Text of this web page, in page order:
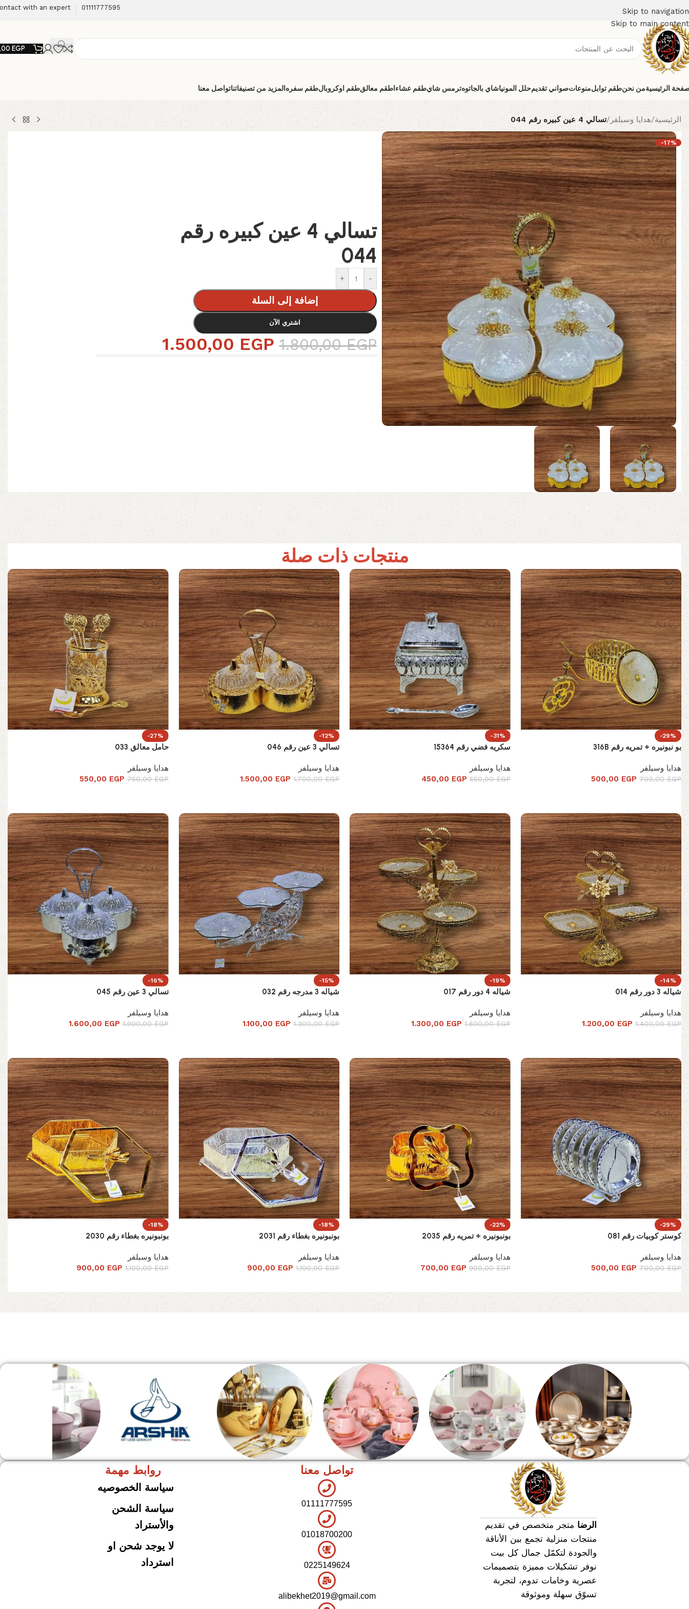
Skip to navigation
Skip to main content
01111777595
with an expert
EGP
الرئيسيةمن نحنطقم توابلمنوعاتصواني تقديمحلل المونياشاي بالجاتوهترمس شايطقم عشاء اطقم معالقطقم اوكروبالطقم سفره المزيد من تصنيفاتناتواصل معنا
الرئيسية/هدايا وسيلفر/تسالي 4 عين كبيره رقم 044
-17%
تسالي 4 عين كبيره رقم
044
-
+
إضافة إلى السلة
اشتري الآن
1.800,00EGP
1.500,00 EGP
منتجات ذات صلة
-29%
بو نبونيره + تمريه رقم 316B
هدايا وسيلفر
700,00EGP
500,00 EGP
-31%
سكريه فضي رقم 15364
هدايا وسيلفر
650,00EGP
450,00 EGP
-12%
تسالي 3 عين رقم 046
هدايا وسيلفر
1.700,00EGP
1.500,00 EGP
-27%
حامل معالق 033
هدايا وسيلفر
750,00EGP
550,00 EGP
-14%
شياله 3 دور رقم 014
هدايا وسيلفر
1.400,00EGP
1.200,00 EGP
-19%
شياله 4 دور رقم 017
هدايا وسيلفر
1.600,00EGP
1.300,00 EGP
-15%
شياله 3 مدرجه رقم 032
هدايا وسيلفر
1.300,00EGP
1.100,00 EGP
-16%
تسالي 3 عين رقم 045
هدايا وسيلفر
1.900,00EGP
1.600,00 EGP
-29%
كوستر كوبيات رقم 081
هدايا وسيلفر
700,00EGP
500,00 EGP
-22%
بونبونيره + تمريه رقم 2035
هدايا وسيلفر
900,00EGP
700,00 EGP
-18%
بونبونيره بغطاء رقم 2031
هدايا وسيلفر
1.100,00EGP
900,00 EGP
-18%
بونبونيره بغطاء رقم 2030
هدايا وسيلفر
1.100,00EGP
900,00 EGP
طقم عشاء
روابط مهمة
سياسة الخصوصيه
سياسة الشحن
والأستراد
لا يوجد شحن او
استرداد
01111777595
01018700200
0225149624
تواصل معنا
alibekhet2019@gmail.com
الرضا متجر متخصص في تقديم
منتجات منزلية تجمع بين الأناقة
والجودة لتكمّل جمال كل بيت
نوفر تشكيلات مميزة بتصميمات
عصرية وخامات تدوم، لتجربة
تسوّق سهلة وموثوقة